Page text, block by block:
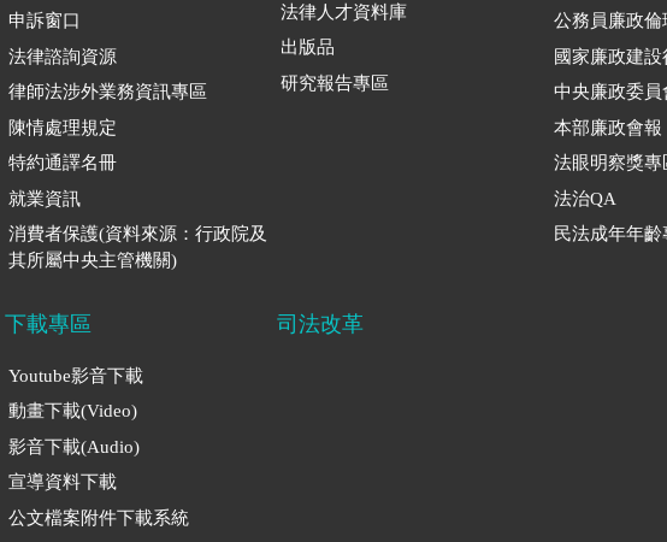
申訴窗口
法律諮詢資源
律師法涉外業務資訊專區
陳情處理規定
特約通譯名冊
就業資訊
消費者保護(資料來源：行政院及
其所屬中央主管機關)
法律人才資料庫
出版品
研究報告專區
公務員廉政倫
國家廉政建設
中央廉政委員
本部廉政會報
法眼明察獎專
法治QA
民法成年年齡
下載專區
Youtube影音下載
動畫下載(Video)
影音下載(Audio)
宣導資料下載
公文檔案附件下載系統
司法改革